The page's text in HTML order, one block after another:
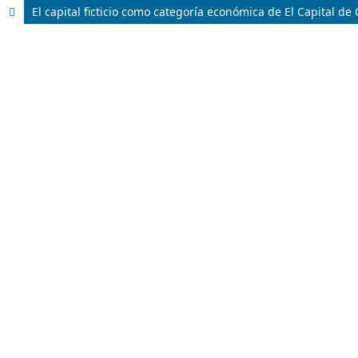
El capital ficticio como categoría económica de El Capital de